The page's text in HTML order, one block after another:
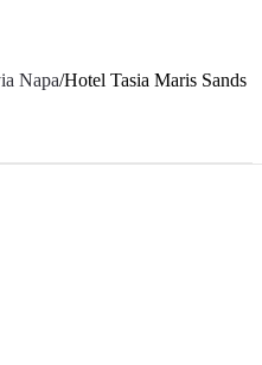
Napa/Hotel Tasia Maris Sands